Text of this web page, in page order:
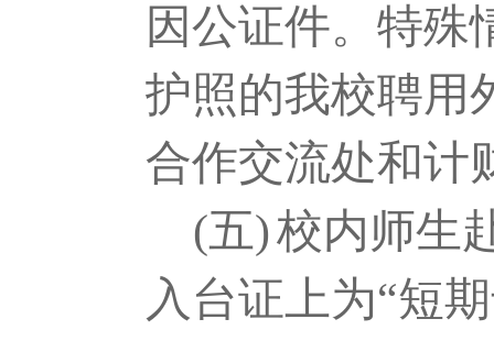
因公证件。特殊
护照的我校聘用
合作交流处和计
(五)校内师生
入台证上为“短